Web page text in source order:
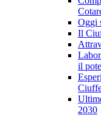
Oggi
Il
il
2030